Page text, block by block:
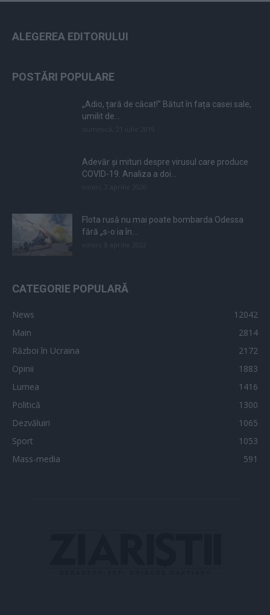
ALEGEREA EDITORULUI
POSTĂRI POPULARE
„Adio, țară de căcat!” Bătut în fața casei sale,
umilit de...
Adevăr și mituri despre virusul care produce
COVID-19. Analiza a doi...
Flota rusă nu mai poate bombarda Odessa
fără „s-o ia în...
CATEGORIE POPULARĂ
News
12042
Main
2814
Război în Ucraina
2172
Opinii
1883
Lumea
1416
Politică
1300
Dezvăluiri
1065
Sport
1053
Mass-media
591